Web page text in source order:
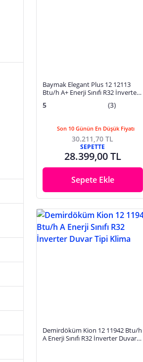
Baymak Elegant Plus 12 12113
Btu/h A+ Enerji Sınıfı R32 İnverter
5 (3)
Son 10 Günün En Düşük Fiyatı
30.211,70 TL
SEPETTE
28.399,00 TL
Sepete Ekle
Demirdöküm Kion 12 11942 Btu/h
A Enerji Sınıfı R32 İnverter Duvar